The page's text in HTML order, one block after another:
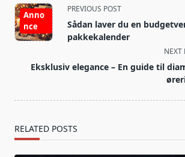
<span
class="nav-
subtitle
reader-
Anno
nce
PREVIOUS POST
Sådan laver du en
pakkekalender
NEXT
Eksklusiv elegance – En guide til
RELATED POSTS